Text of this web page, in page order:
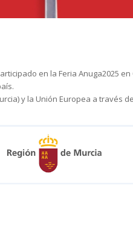
en la Feria Anuga2025
y la Unión Europea a través